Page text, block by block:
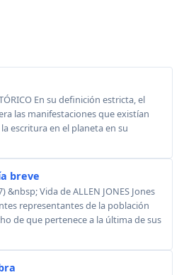
En su definición estricta, el
las manifestaciones que existían
escritura en el planeta en su
breve
&nbsp; Vida de ALLEN JONES Jones
representantes de la población
de que pertenece a la última de sus